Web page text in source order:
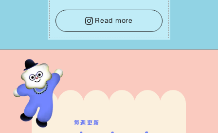
を踏み出すのに役⽴つはず。また、広い
意味での「癒し」や「治療」が必要な⽇で
もあり、特に⼈間関係の改善は課題の⼀
つです。
Read more
毎週更新